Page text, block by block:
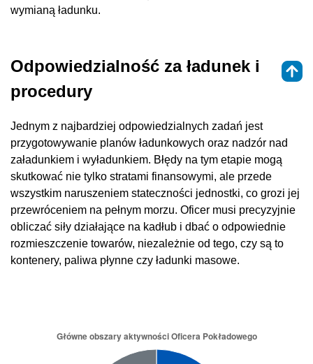
wymianą ładunku.
Odpowiedzialność za ładunek i
procedury
Jednym z najbardziej odpowiedzialnych zadań jest
przygotowywanie planów ładunkowych oraz nadzór nad
załadunkiem i wyładunkiem. Błędy na tym etapie mogą
skutkować nie tylko stratami finansowymi, ale przede
wszystkim naruszeniem stateczności jednostki, co grozi jej
przewróceniem na pełnym morzu. Oficer musi precyzyjnie
obliczać siły działające na kadłub i dbać o odpowiednie
rozmieszczenie towarów, niezależnie od tego, czy są to
kontenery, paliwa płynne czy ładunki masowe.